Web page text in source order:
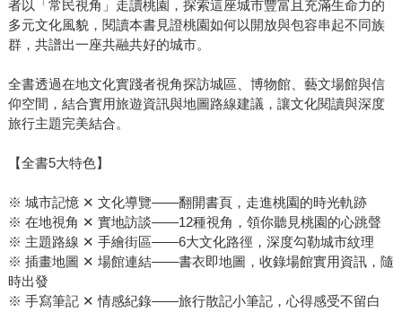
者以「常民視角」走讀桃園，探索這座城市豐富且充滿生命力的
多元文化風貌，閱讀本書見證桃園如何以開放與包容串起不同族
群，共譜出一座共融共好的城市。
全書透過在地文化實踐者視角探訪城區、博物館、藝文場館與信
仰空間，結合實用旅遊資訊與地圖路線建議，讓文化閱讀與深度
旅行主題完美結合。
【全書5大特色】
※ 城市記憶 ✕ 文化導覽——翻開書頁，走進桃園的時光軌跡
※ 在地視角 ✕ 實地訪談——12種視角，領你聽見桃園的心跳聲
※ 主題路線 ✕ 手繪街區——6大文化路徑，深度勾勒城市紋理
※ 插畫地圖 ✕ 場館連結——書衣即地圖，收錄場館實用資訊，隨
時出發
※ 手寫筆記 ✕ 情感紀錄——旅行散記小筆記，心得感受不留白